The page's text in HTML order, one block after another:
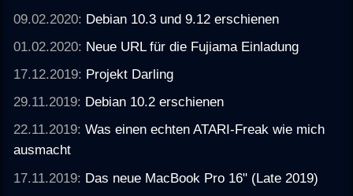
09.02.2020: Debian 10.3 und 9.12 erschienen
01.02.2020: Neue URL für die Fujiama Einladung
17.12.2019: Projekt Darling
29.11.2019: Debian 10.2 erschienen
22.11.2019:Was einen echten ATARI-Freak wie mich
ausmacht
17.11.2019: Das neue MacBook Pro 16" (Late 2019)